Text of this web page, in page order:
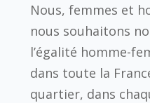
Nous, femmes et
nous souhaitons
l’égalité homme-
dans toute la
quartier, dans